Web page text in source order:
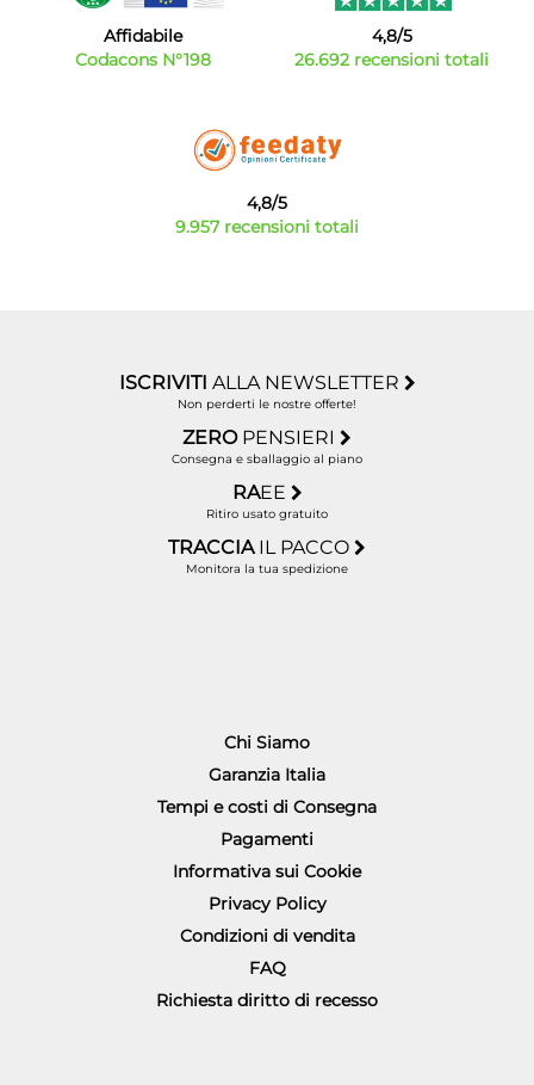
Affidabile
Codacons N°198
4,8/5
26.692 recensioni totali
4,8/5
9.957 recensioni totali
ISCRIVITI ALLA NEWSLETTER
Non perderti le nostre offerte!
ZERO PENSIERI
Consegna e sballaggio al piano
RAEE
Ritiro usato gratuito
TRACCIA IL PACCO
Monitora la tua spedizione
Chi Siamo
Garanzia Italia
Tempi e costi di Consegna
Pagamenti
Informativa sui Cookie
Privacy Policy
Condizioni di vendita
FAQ
Richiesta diritto di recesso